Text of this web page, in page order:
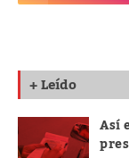
+ Leído
Así